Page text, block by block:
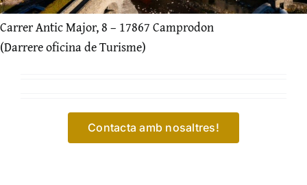
Carrer Antic Major, 8 – 17867 Camprodon
(Darrere oficina de Turisme)
Contacta amb nosaltres!